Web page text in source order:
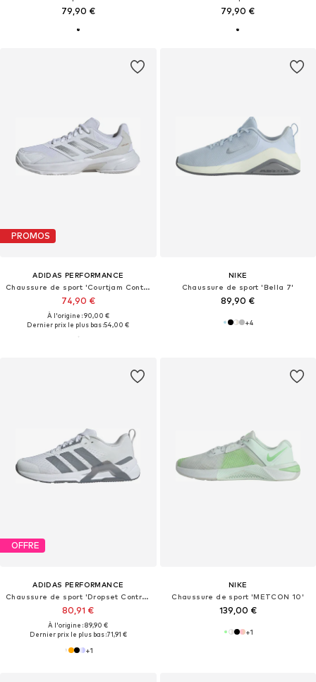
79,90 € 79,90 €
PROMOS
ADIDAS PERFORMANCE
Chaussure de sport 'Courtjam Control 3'
74,90 €
À l'origine : 90,00 €
Dernier prix le plus bas :54,00 €
NIKE
Chaussure de sport 'Bella 7'
89,90 €
+4
OFFRE
ADIDAS PERFORMANCE
Chaussure de sport 'Dropset Control'
80,91 €
À l'origine : 89,90 €
Dernier prix le plus bas :71,91 €
+1
NIKE
Chaussure de sport 'METCON 10'
139,00 €
+1